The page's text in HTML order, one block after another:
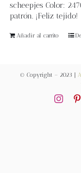
scheepjes Color:
patrón. ¡Feliz tejido!
Añadir al carrito
© Copyright – 2023 |